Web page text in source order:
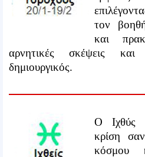
τον
και
αρνητικές σκέψεις
δημιουργικός.
Ο Ιχθύς
κρίση
κόσμου